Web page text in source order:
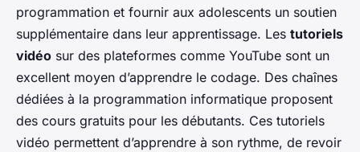
programmation et fournir aux adolescents un soutien
supplémentaire dans leur apprentissage. Les tutoriels
vidéo sur des plateformes comme YouTube sont un
excellent moyen d’apprendre le codage. Des chaînes
dédiées à la programmation informatique proposent
des cours gratuits pour les débutants. Ces tutoriels
vidéo permettent d’apprendre à son rythme, de revoir